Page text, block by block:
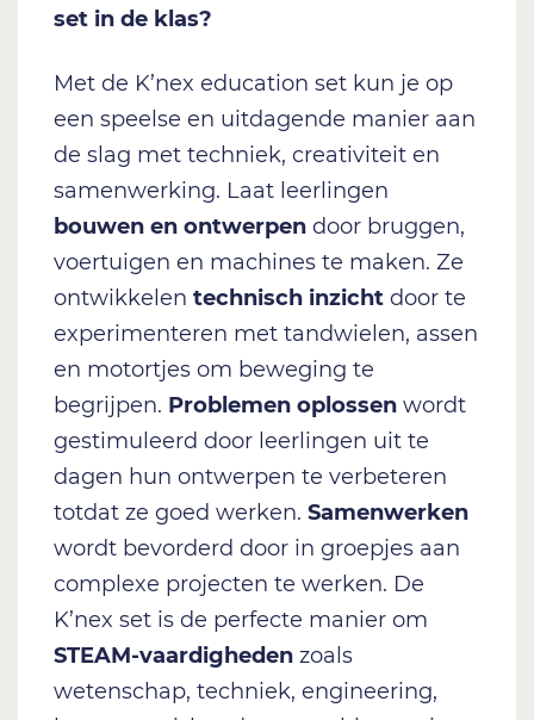
set in de klas?
Met de K’nex education set kun je op
een speelse en uitdagende manier aan
de slag met techniek, creativiteit en
samenwerking. Laat leerlingen
bouwen en ontwerpen door bruggen,
voertuigen en machines te maken. Ze
ontwikkelen technisch inzicht door te
experimenteren met tandwielen, assen
en motortjes om beweging te
begrijpen. Problemen oplossen wordt
gestimuleerd door leerlingen uit te
dagen hun ontwerpen te verbeteren
totdat ze goed werken. Samenwerken
wordt bevorderd door in groepjes aan
complexe projecten te werken. De
K’nex set is de perfecte manier om
STEAM-vaardigheden zoals
wetenschap, techniek, engineering,